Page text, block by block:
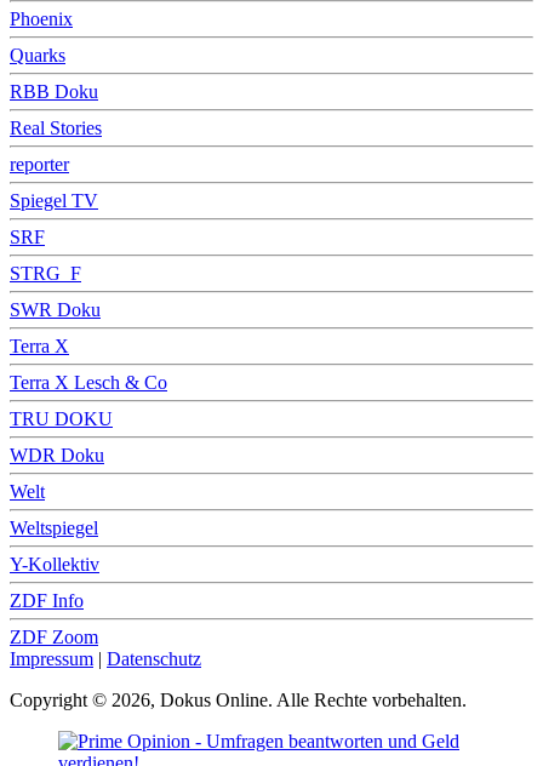
Phoenix
Quarks
RBB Doku
Real Stories
reporter
Spiegel TV
SRF
STRG_F
SWR Doku
Terra X
Terra X Lesch & Co
TRU DOKU
WDR Doku
Welt
Weltspiegel
Y-Kollektiv
ZDF Info
ZDF Zoom
Impressum | Datenschutz
Copyright © 2026, Dokus Online. Alle Rechte vorbehalten.